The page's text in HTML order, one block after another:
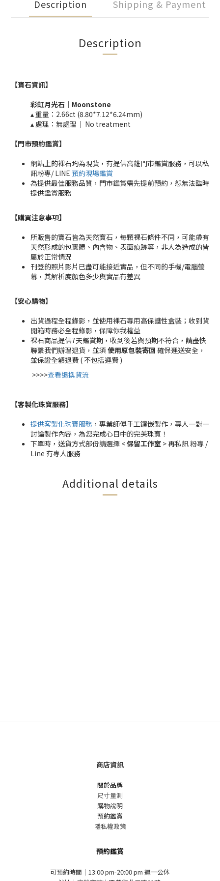
Description Shipping & Payment
Description
【寶石資訊】
彩虹月光石 ｜Moonstone
▴ 重量：2.66ct (8.80*7.12*6.24mm)
▴ 處理：無處理｜ No treatment​​
【門市預約鑑賞】
網站上的裸石均為現貨，有提供高雄門市鑑賞服務，可以私
訊粉專/ LINE 預約現場鑑賞
為提供最佳服務品質，門市鑑賞需先提前預約，恕無法臨時
提供鑑賞服務
【購買注意事項】
所販售的寶石皆為天然寶石，每顆裸石條件不同，可能帶有
天然形成的包裹體、內含物、表面痕跡等，非人為造成的皆
屬於正常情況
刊登的照片影片已盡可能接近實品，但不同的手機/電腦螢
幕，其解析度顏色多少與實品有差異
【安心購物】
出貨過程全程錄影，並使用裸石專用高保護性盒裝；收到貨
開箱時務必全程錄影，保障你我權益
裸石商品提供7天鑑賞期，收到後若與預期不符合，請盡快
聯繫我們辦理退貨，並須 使用原包裝寄回 確保運送安全，
並保證全額退費 ( 不包括運費 )
>>>>查看退換貨流
【客製化珠寶服務】
提供客製化珠寶服務 ，專業師傅手工鑲嵌製作，專人一對一
討論製作內容，為您完成心目中的完美珠寶！
下單時，送貨方式部份請選擇 <保留工作室 > 再私訊 粉專 /
Line 有專人服務
Additional details
商店資訊
關於品牌
尺寸量測
購物說明
預約鑑賞
隱私權政策
預約鑑賞
可預約時間｜13:00 pm-20:00 pm 週一公休